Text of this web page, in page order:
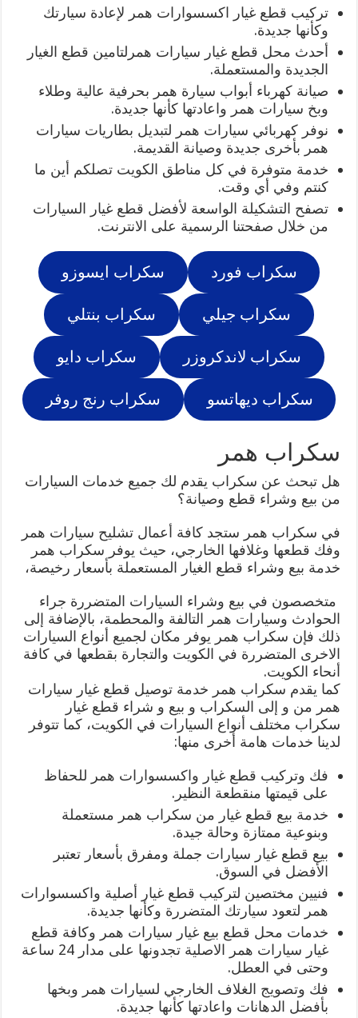
تركيب قطع غيار اكسسوارات همر لإعادة سيارتك
وكأنها جديدة.
أحدث محل قطع غيار سيارات همرلتامين قطع الغيار
الجديدة والمستعملة.
صيانة كهرباء أبواب سيارة همر بحرفية عالية وطلاء
وبخ سيارات همر واعادتها كأنها جديدة.
نوفر كهربائي سيارات همر لتبديل بطاريات سيارات
همر بأخرى جديدة وصيانة القديمة.
خدمة متوفرة في كل مناطق الكويت تصلكم أين ما
كنتم وفي أي وقت.
تصفح التشكيلة الواسعة لأفضل قطع غيار السيارات
من خلال صفحتنا الرسمية على الانترنت.
سكراب فورد سكراب ايسوزو
سكراب جيلي سكراب بنتلي
سكراب لاندكروزر سكراب دايو
سكراب ديهاتسو سكراب رنج روفر
سكراب همر
هل تبحث عن سكراب يقدم لك جميع خدمات السيارات
من بيع وشراء قطع وصيانة؟
في سكراب همر ستجد كافة أعمال تشليح سيارات همر
وفك قطعها وغلافها الخارجي، حيث يوفر سكراب همر
خدمة بيع وشراء قطع الغيار المستعملة بأسعار رخيصة،
متخصصون في بيع وشراء السيارات المتضررة جراء
الحوادث وسيارات همر التالفة والمحطمة، بالإضافة إلى
ذلك فإن سكراب همر يوفر مكان لجميع أنواع السيارات
الاخرى المتضررة في الكويت والتجارة بقطعها في كافة
أنحاء الكويت.
كما يقدم سكراب همر خدمة توصيل قطع غيار سيارات
همر من و إلى السكراب و بيع و شراء قطع غيار
سكراب مختلف أنواع السيارات في الكويت، كما تتوفر
لدينا خدمات هامة أخرى منها:
فك وتركيب قطع غيار واكسسوارات همر للحفاظ
على قيمتها منقطعة النظير.
خدمة بيع قطع غيار من سكراب همر مستعملة
وبنوعية ممتازة وحالة جيدة.
بيع قطع غيار سيارات جملة ومفرق بأسعار تعتبر
الأفضل في السوق.
فنيين مختصين لتركيب قطع غيار أصلية واكسسوارات
همر لتعود سيارتك المتضررة وكأنها جديدة.
خدمات محل قطع بيع غيار سيارات همر وكافة قطع
غيار سيارات همر الاصلية تجدونها على مدار 24 ساعة
وحتى في العطل.
فك وتصويج الغلاف الخارجي لسيارات همر وبخها
بأفضل الدهانات واعادتها كأنها جديدة.